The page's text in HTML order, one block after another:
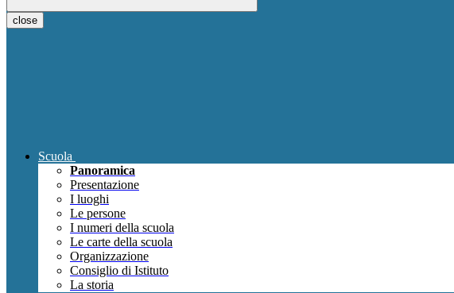
close
Scuola
Panoramica
Presentazione
I luoghi
Le persone
I numeri della scuola
Le carte della scuola
Organizzazione
Consiglio di Istituto
La storia